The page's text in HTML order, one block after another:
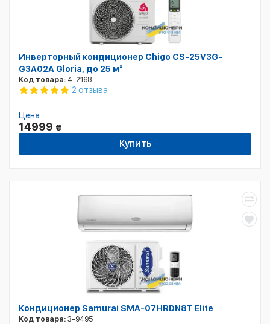
Инверторный кондиционер Chigo CS-25V3G-
G3A02A Gloria, до 25 м²
Код товара: 4-2168
2 отзыва
Цена
14999 ₴
Купить
Кондиционер Samurai SMA-07HRDN8T Elite
Код товара: 3-9495